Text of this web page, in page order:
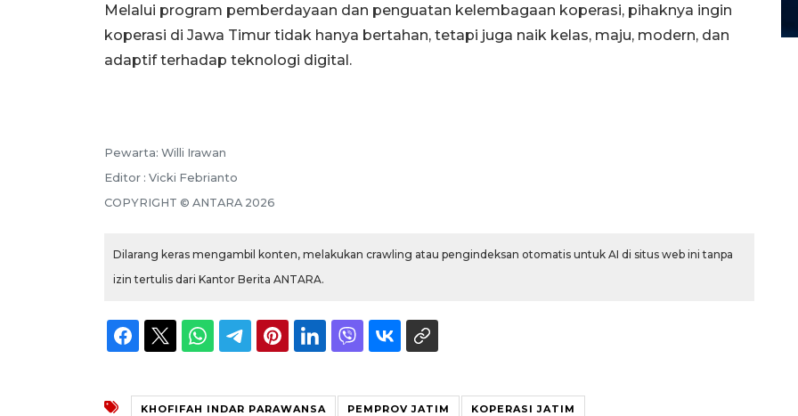
Melalui program pemberdayaan dan penguatan kelembagaan koperasi, pihaknya ingin
koperasi di Jawa Timur tidak hanya bertahan, tetapi juga naik kelas, maju, modern, dan
adaptif terhadap teknologi digital.
Pewarta: Willi Irawan
Editor : Vicki Febrianto
COPYRIGHT © ANTARA 2026
Dilarang keras mengambil konten, melakukan crawling atau pengindeksan otomatis untuk AI di situs web ini tanpa
izin tertulis dari Kantor Berita ANTARA.
KHOFIFAH INDAR PARAWANSA PEMPROV JATIM KOPERASI JATIM